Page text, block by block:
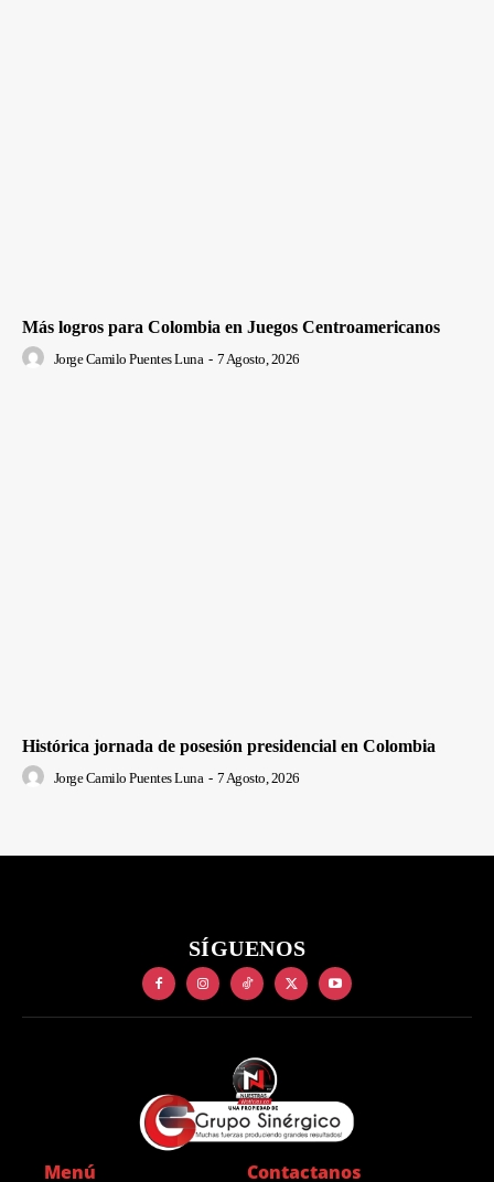
Más logros para Colombia en Juegos Centroamericanos
Jorge Camilo Puentes Luna - 7 Agosto, 2026
Histórica jornada de posesión presidencial en Colombia
Jorge Camilo Puentes Luna - 7 Agosto, 2026
SÍGUENOS
Menú Contactanos